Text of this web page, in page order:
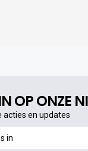
OP ONZE
acties en updates